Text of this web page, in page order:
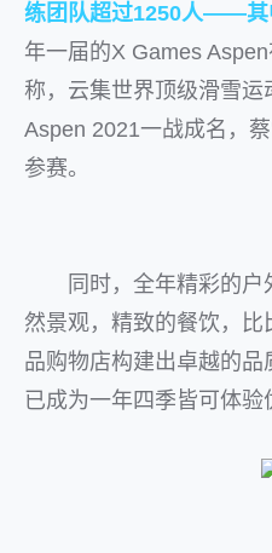
练团队超过1250人——其
年一届的X Games
称，云集世界顶级滑雪
Aspen 2021一战成名，
参赛。
同时，全年精彩的户
然景观，精致的餐饮，
品购物店构建出卓越的
已成为一年四季皆可体验